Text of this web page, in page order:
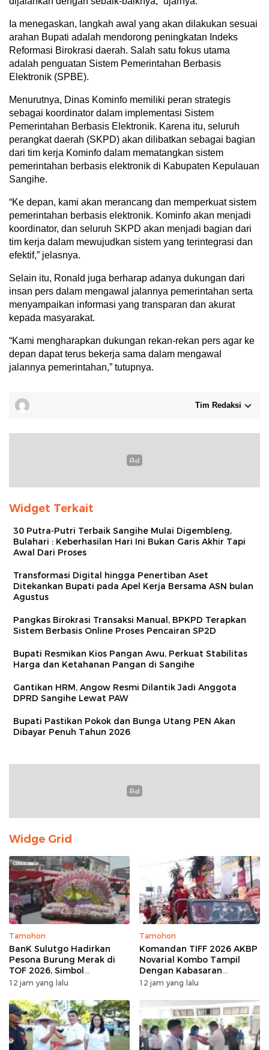
Ia menegaskan, langkah awal yang akan dilakukan sesuai
arahan Bupati adalah mendorong peningkatan Indeks
Reformasi Birokrasi daerah. Salah satu fokus utama
adalah penguatan Sistem Pemerintahan Berbasis
Elektronik (SPBE).
Menurutnya, Dinas Kominfo memiliki peran strategis
sebagai koordinator dalam implementasi Sistem
Pemerintahan Berbasis Elektronik. Karena itu, seluruh
perangkat daerah (SKPD) akan dilibatkan sebagai bagian
dari tim kerja Kominfo dalam mematangkan sistem
pemerintahan berbasis elektronik di Kabupaten Kepulauan
Sangihe.
“Ke depan, kami akan merancang dan memperkuat sistem
pemerintahan berbasis elektronik. Kominfo akan menjadi
koordinator, dan seluruh SKPD akan menjadi bagian dari
tim kerja dalam mewujudkan sistem yang terintegrasi dan
efektif,” jelasnya.
Selain itu, Ronald juga berharap adanya dukungan dari
insan pers dalam mengawal jalannya pemerintahan serta
menyampaikan informasi yang transparan dan akurat
kepada masyarakat.
“Kami mengharapkan dukungan rekan-rekan pers agar ke
depan dapat terus bekerja sama dalam mengawal
jalannya pemerintahan,” tutupnya.
Tim Redaksi
Widget Terkait
30 Putra-Putri Terbaik Sangihe Mulai Digembleng,
Bulahari : Keberhasilan Hari Ini Bukan Garis Akhir Tapi
Awal Dari Proses
Transformasi Digital hingga Penertiban Aset
Ditekankan Bupati pada Apel Kerja Bersama ASN bulan
Agustus
Pangkas Birokrasi Transaksi Manual, BPKPD Terapkan
Sistem Berbasis Online Proses Pencairan SP2D
Bupati Resmikan Kios Pangan Awu, Perkuat Stabilitas
Harga dan Ketahanan Pangan di Sangihe
Gantikan HRM, Angow Resmi Dilantik Jadi Anggota
DPRD Sangihe Lewat PAW
Bupati Pastikan Pokok dan Bunga Utang PEN Akan
Dibayar Penuh Tahun 2026
Widge Grid
Tamohon
BanK Sulutgo Hadirkan
Pesona Burung Merak di
TOF 2026, Simbol
Keagungan Dan
12 jam yang lalu
Tamohon
Komandan TIFF 2026 AKBP
Novarial Kombo Tampil
Dengan Kabasaran
Minahasa, Padukan Tugas
12 jam yang lalu